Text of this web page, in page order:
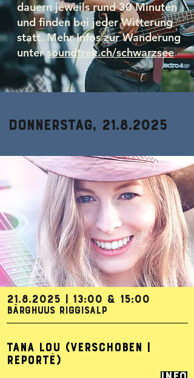
dauern jeweils rund30 Minuten
und finden bei jeder Witterung
statt. Mehr Infos zur Wanderung
untersoundtrek.ch/schwarzsee
Donnerstag, 21.8.2025
21.8.2025 | 13:00 & 15:00
BÄRGHUUS RIGGISALP
TANA LOU (VERSCHOBEN |
REPORTÉ)